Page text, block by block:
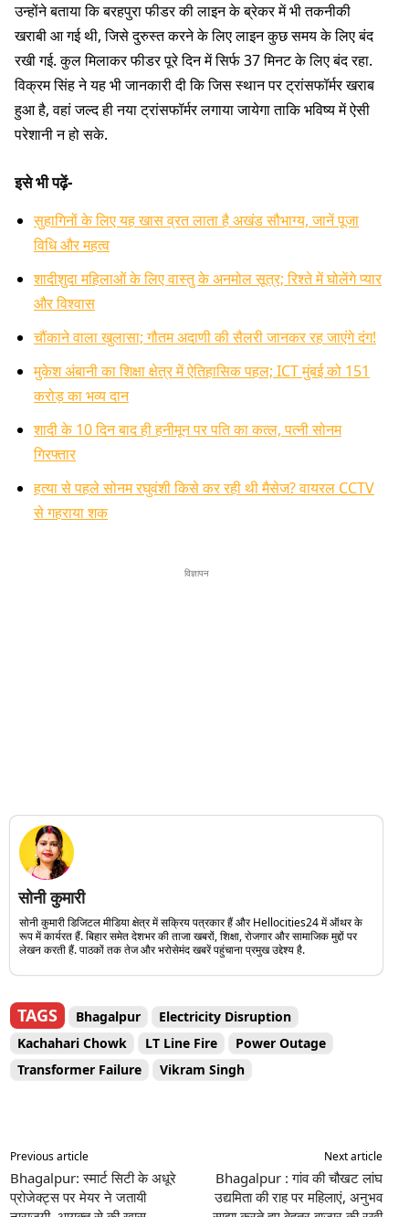
उन्होंने बताया कि बरहपुरा फीडर की लाइन के ब्रेकर में भी तकनीकी
खराबी आ गई थी, जिसे दुरुस्त करने के लिए लाइन कुछ समय के लिए बंद
रखी गई. कुल मिलाकर फीडर पूरे दिन में सिर्फ 37 मिनट के लिए बंद रहा.
विक्रम सिंह ने यह भी जानकारी दी कि जिस स्थान पर ट्रांसफॉर्मर खराब
हुआ है, वहां जल्द ही नया ट्रांसफॉर्मर लगाया जायेगा ताकि भविष्य में ऐसी
परेशानी न हो सके.
इसे भी पढ़ें-
सुहागिनों के लिए यह खास व्रत लाता है अखंड सौभाग्य, जानें पूजा
विधि और महत्व
शादीशुदा महिलाओं के लिए वास्तु के अनमोल सूत्र; रिश्ते में घोलेंगे प्यार
और विश्वास
चौंकाने वाला खुलासा; गौतम अदाणी की सैलरी जानकर रह जाएंगे दंग!
मुकेश अंबानी का शिक्षा क्षेत्र में ऐतिहासिक पहल; ICT मुंबई को 151
करोड़ का भव्य दान
शादी के 10 दिन बाद ही हनीमून पर पति का कत्ल, पत्नी सोनम
गिरफ्तार
हत्या से पहले सोनम रघुवंशी किसे कर रही थी मैसेज? वायरल CCTV
से गहराया शक
विज्ञापन
सोनी कुमारी
सोनी कुमारी डिजिटल मीडिया क्षेत्र में सक्रिय पत्रकार हैं और Hellocities24 में ऑथर के
रूप में कार्यरत हैं. बिहार समेत देशभर की ताजा खबरों, शिक्षा, रोजगार और सामाजिक मुद्दों पर
लेखन करती हैं. पाठकों तक तेज और भरोसेमंद खबरें पहुंचाना प्रमुख उद्देश्य है.
TAGS Bhagalpur
Electricity Disruption
Kachahari Chowk
LT Line Fire
Power Outage
Transformer Failure
Vikram Singh
Previous article
Bhagalpur: स्मार्ट सिटी के अधूरे
प्रोजेक्ट्स पर मेयर ने जतायी
Next article
Bhagalpur : गांव की चौखट लांघ
उद्यमिता की राह पर महिलाएं, अनुभव